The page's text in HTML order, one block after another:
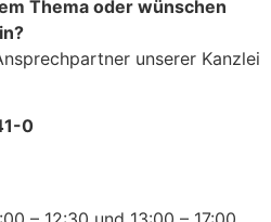
Thema oder wünschen
unserer Kanzlei
0